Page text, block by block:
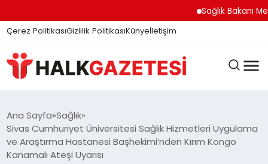
Sağlık Bakanı
Çerez PolitikasıGizlilik PolitikasıKünyeİletişim
DÜNYA
EĞITIM
Ana Sayfa Sağlık
Sivas Cumhuriyet Üniversitesi Sağlık Hizmetleri Uygulama
ve Araştırma Hastanesi Başhekimi’nden Kırım Kongo
Kanamalı Ateşi Uyarısı